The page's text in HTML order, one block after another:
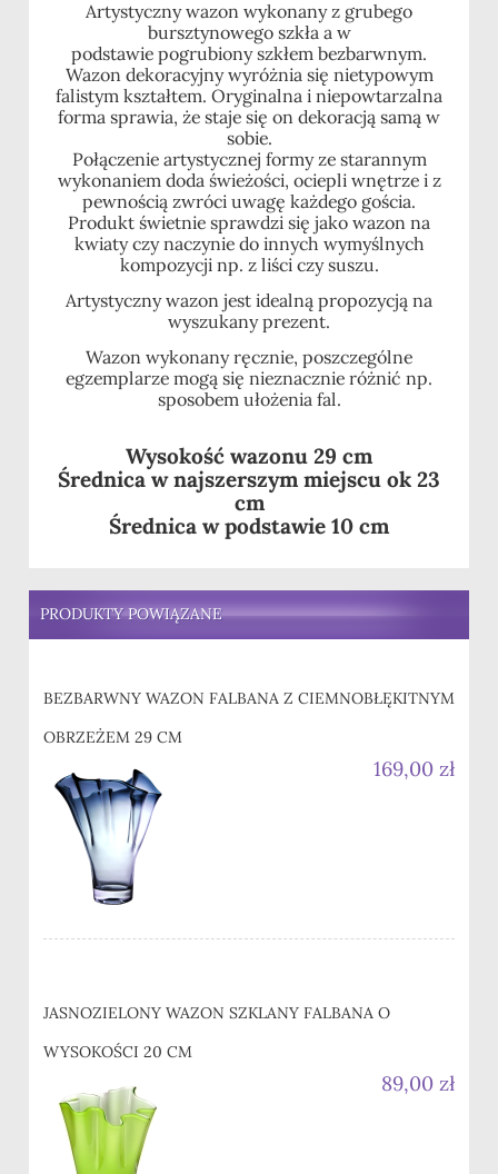
Artystyczny wazon wykonany z grubego
bursztynowego szkła a w
podstawie pogrubiony szkłem bezbarwnym.
Wazon dekoracyjny wyróżnia się nietypowym
falistym kształtem. Oryginalna i niepowtarzalna
forma sprawia, że staje się on dekoracją samą w
sobie.
Połączenie artystycznej formy ze starannym
wykonaniem doda świeżości, ociepli wnętrze i z
pewnością zwróci uwagę każdego gościa.
Produkt świetnie sprawdzi się jako wazon na
kwiaty czy naczynie do innych wymyślnych
kompozycji np. z liści czy suszu.
Artystyczny wazon jest idealną propozycją na
wyszukany prezent.
Wazon wykonany ręcznie, poszczególne
egzemplarze mogą się nieznacznie różnić np.
sposobem ułożenia fal.
Wysokość wazonu 29 cm
Średnica w najszerszym miejscu ok 23
cm
Średnica w podstawie 10 cm
PRODUKTY POWIĄZANE
BEZBARWNY WAZON FALBANA Z CIEMNOBŁĘKITNYM
OBRZEŻEM 29 CM
169,00 zł
JASNOZIELONY WAZON SZKLANY FALBANA O
WYSOKOŚCI 20 CM
89,00 zł